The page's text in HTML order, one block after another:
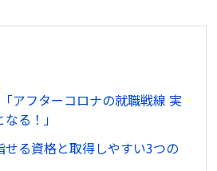
アフターコロナの就職戦線 実
る！」
せる資格と取得しやすい3つの